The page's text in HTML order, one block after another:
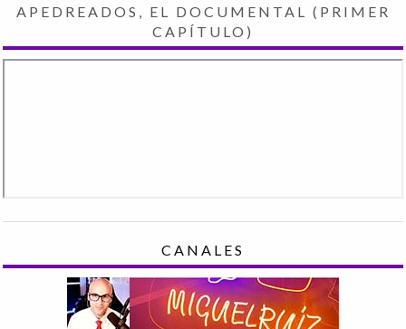
APEDREADOS, EL DOCUMENTAL (PRIMER
CAPÍTULO)
CANALES